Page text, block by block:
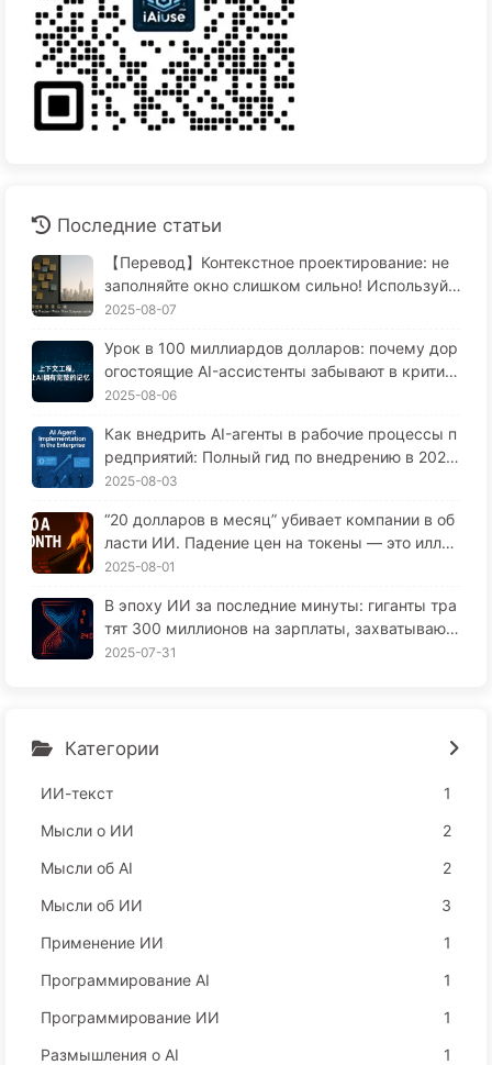
Последние статьи
【Перевод】Контекстное проектирование: не
заполняйте окно слишком сильно! Используйт
е методы записи, фильтрации, сжатия и изоля
AI170
2025-08-07
Урок в 100 миллиардов долларов: почему дор
огостоящие AI-ассистенты забывают в критич
еские моменты, и как их конкуренты добиваю
2025-08-06
Как внедрить AI-агенты в рабочие процессы п
редприятий: Полный гид по внедрению в 2025
году — Учитесь медленно AI166
2025-08-03
“20 долларов в месяц” убивает компании в об
ласти ИИ. Падение цен на токены — это иллю
зия, настоящая дороговизна в ИИ — это ваша
2025-08-01
В эпоху ИИ за последние минуты: гиганты тра
тят 300 миллионов на зарплаты, захватывают
ваш сон и продают ваше свободное время рек
2025-07-31
Категории
ИИ-текст
1
Мысли о ИИ
2
Мысли об AI
2
Мысли об ИИ
3
Применение ИИ
1
Программирование AI
1
Программирование ИИ
1
Размышления о AI
1